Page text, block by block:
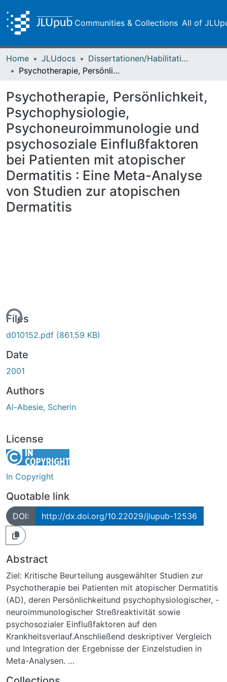
Communities & Collections All of
Home JLUdocs
Dissertationen/Habilitationen
Psychotherapie, Persönlichkeit, Psychophysiologie, Psychoneuroimmunologie und psychosoziale Einflußfaktoren bei Patienten mit atopischer Dermatitis : Eine Meta-Analyse von Studien zur atopischen Dermatitis
Psychotherapie, Persönlichkeit,
Psychophysiologie,
Psychoneuroimmunologie und
psychosoziale Einflußfaktoren
bei Patienten mit atopischer
Dermatitis : Eine Meta-Analyse
von Studien zur atopischen
Dermatitis
Files
d010152.pdf (861.59 KB)
Date
2001
Authors
Al-Abesie, Scherin
License
In Copyright
Quotable link
DOI: http://dx.doi.org/10.22029/jlupub-12536
Abstract
Ziel: Kritische Beurteilung ausgewählter Studien zur
Psychotherapie bei Patienten mit atopischer Dermatitis
(AD), deren Persönlichkeitund psychophysiologischer, -
neuroimmunologischer Streßreaktivität sowie
psychosozialer Einflußfaktoren auf den
Krankheitsverlauf.Anschließend deskriptiver Vergleich
und Integration der Ergebnisse der Einzelstudien in
Meta-Analysen.